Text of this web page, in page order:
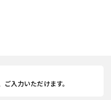
入力いただけます。